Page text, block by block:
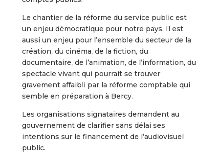
Le chantier de la réforme du service public est
un enjeu démocratique pour notre pays. Il est
aussi un enjeu pour l’ensemble du secteur de la
création, du cinéma, de la fiction, du
documentaire, de l’animation, de l’information, du
spectacle vivant qui pourrait se trouver
gravement affaibli par la réforme comptable qui
semble en préparation à Bercy.
Les organisations signataires demandent au
gouvernement de clarifier sans délai ses
intentions sur le financement de l’audiovisuel
public.